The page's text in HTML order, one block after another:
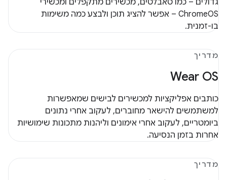
גדולים – כמו טאבלטים, מכשירים מתקפלים ומכשירי
ChromeOS – אפשר להציג תוכן ולבצע כמה משימות
בו-זמנית.
מדריך
Wear OS
כותבים אפליקציות למכשירים לבישים שמאפשרות
למשתמשים להישאר מחוברים, לעקוב אחרי נתונים
ביומטריים, לעקוב אחרי אימונים וליהנות מתכונות שימושיות
אחרות בזמן הנסיעה.
מדריך